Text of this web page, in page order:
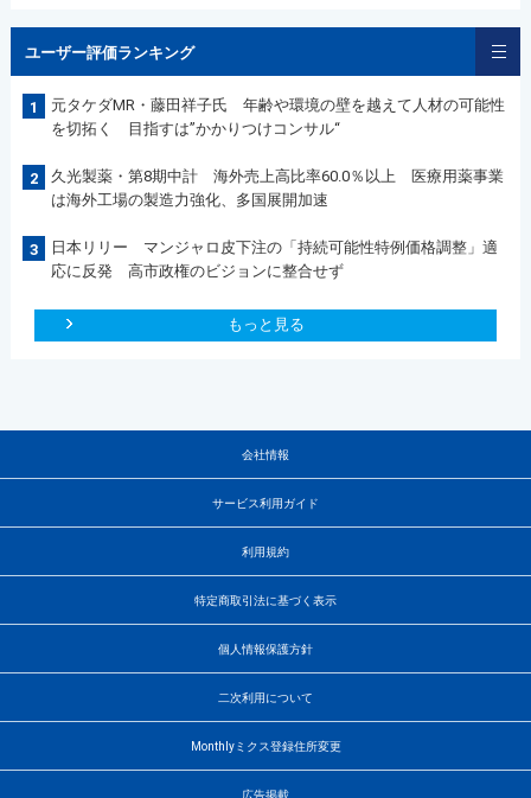
ユーザー評価ランキング
1
元タケダMR・藤田祥子氏 年齢や環境の壁を越えて人材の可能性
を切拓く 目指すは”かかりつけコンサル“
2
久光製薬・第8期中計 海外売上高比率60.0％以上 医療用薬事業
は海外工場の製造力強化、多国展開加速
3
日本リリー マンジャロ皮下注の「持続可能性特例価格調整」適
応に反発 高市政権のビジョンに整合せず
もっと見る
会社情報
サービス利用ガイド
利用規約
特定商取引法に基づく表示
個人情報保護方針
二次利用について
Monthlyミクス登録住所変更
広告掲載